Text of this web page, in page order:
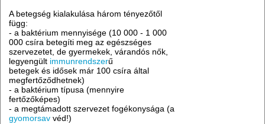
A betegség kialakulása három tényezőtől
függ:
- a baktérium mennyisége (10 000 - 1 000
000 csíra betegíti meg az egészséges
szervezetet, de gyermekek, várandós nők,
legyengült immunrendszerű
betegek és idősek már 100 csíra által
megfertőződhetnek)
- a baktérium típusa (mennyire
fertőzőképes)
- a megtámadott szervezet fogékonysága (a
gyomorsav véd!)